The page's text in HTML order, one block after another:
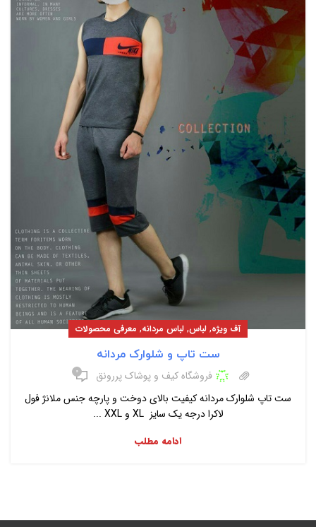
آف ویژه, لباس, لباس مردانه, معرفی محصولات
ست تاپ و شلوارک مردانه
فروشگاه کیف و پوشاک پررونق ۰
ست تاپ شلوارک مردانه کیفیت بالای دوخت و پارچه جنس ملانژ فول
لاکرا درجه یک سایز XL و XXL ...
ادامه مطلب